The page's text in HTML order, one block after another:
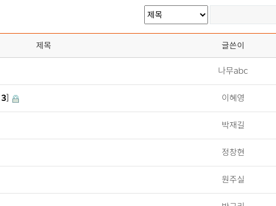
제목 글쓴이
나무abc
3] 이혜영
박재길
정창현
원주실